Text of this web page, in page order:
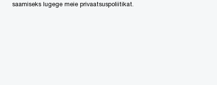
saamiseks lugege meie privaatsuspoliitikat.